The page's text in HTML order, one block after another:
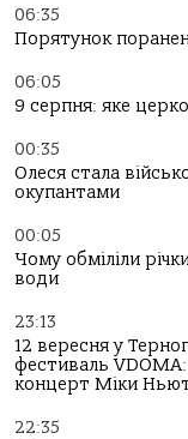
06:35
Порятунок
06:05
9 серпня: яке
00:35
Олеся стала
окупантами
00:05
Чому обміліли
води
23:13
12 вересня у
фестиваль
концерт Міки
22:35